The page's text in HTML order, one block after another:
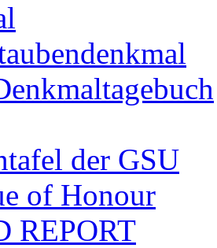
der GSU
of Honour
REPORT